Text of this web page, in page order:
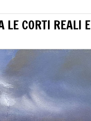
LE CORTI REALI E